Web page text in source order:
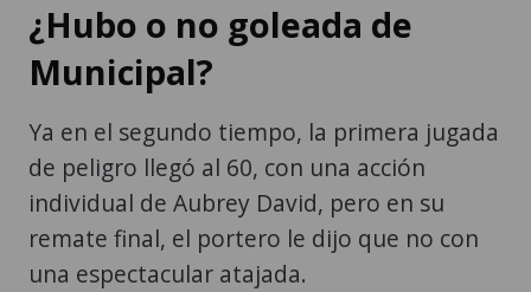
¿Hubo o no goleada de
Municipal?
Ya en el segundo tiempo, la primera jugada
de peligro llegó al 60, con una acción
individual de Aubrey David, pero en su
remate final, el portero le dijo que no con
una espectacular atajada.